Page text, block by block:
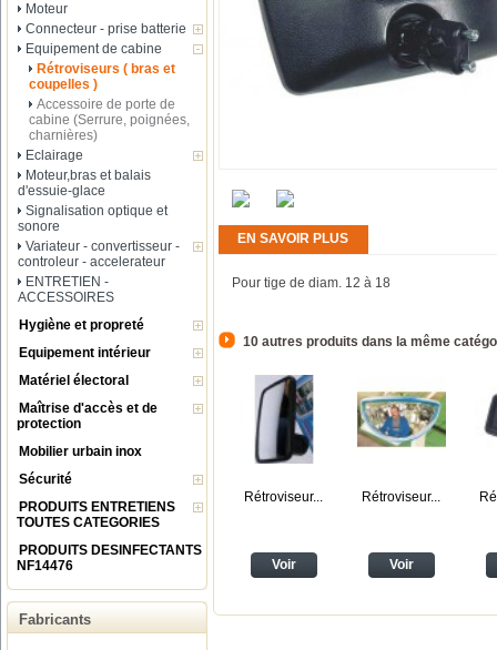
Moteur
Connecteur - prise batterie
Equipement de cabine
Rétroviseurs ( bras et
coupelles )
Accessoire de porte de
cabine (Serrure, poignées,
charnières)
Eclairage
Moteur,bras et balais
d'essuie-glace
Signalisation optique et
sonore
Variateur - convertisseur -
controleur - accelerateur
ENTRETIEN -
ACCESSOIRES
Hygiène et propreté
Equipement intérieur
Matériel électoral
Maîtrise d'accès et de
protection
Mobilier urbain inox
Sécurité
PRODUITS ENTRETIENS
TOUTES CATEGORIES
PRODUITS DESINFECTANTS
NF14476
Fabricants
EN SAVOIR PLUS
Pour tige de diam. 12 à 18
10 autres produits dans la même
Rétroviseur...
Voir
Rétroviseur...
Voir